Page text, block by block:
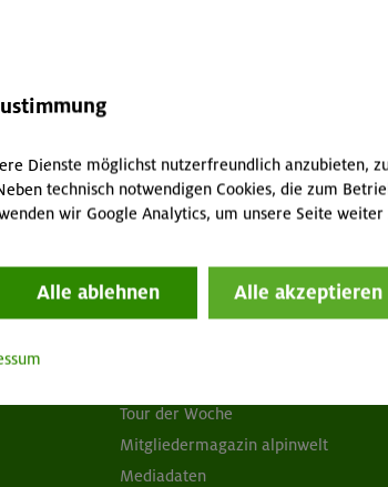
zu einer verdienten gemütlichen
oben absteigen. Als wir am
Services
Tour der Woche
Mitgliedermagazin alpinwelt
Mediadaten
Dienste möglichst nutzerfreundlich anzubieten,
technisch notwendigen Cookies, die zum
wir Google Analytics, um unsere Seite weiter
Alle ablehnen Alle akzeptieren